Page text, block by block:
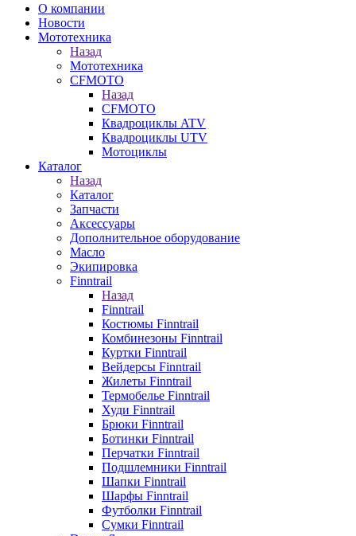
О компании
Новости
Мототехника
Назад
Мототехника
CFMOTO
Назад
CFMOTO
Квадроциклы ATV
Квадроциклы UTV
Мотоциклы
Каталог
Назад
Каталог
Запчасти
Аксессуары
Дополнительное оборудование
Масло
Экипировка
Finntrail
Назад
Finntrail
Костюмы Finntrail
Комбинезоны Finntrail
Куртки Finntrail
Вейдерсы Finntrail
Жилеты Finntrail
Термобелье Finntrail
Худи Finntrail
Брюки Finntrail
Ботинки Finntrail
Перчатки Finntrail
Подшлемники Finntrail
Шапки Finntrail
Шарфы Finntrail
Футболки Finntrail
Сумки Finntrail